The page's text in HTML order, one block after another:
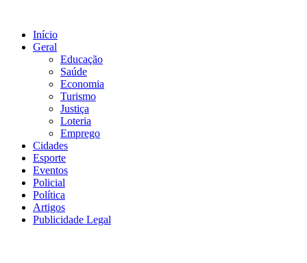
conteúdo
Início
Geral
Educação
Saúde
Economia
Turismo
Justiça
Loteria
Emprego
Cidades
Esporte
Eventos
Policial
Política
Artigos
Publicidade Legal